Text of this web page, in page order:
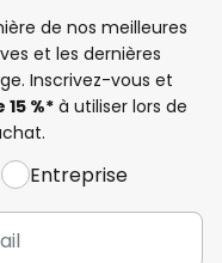
de nos meilleures
et les dernières
Inscrivez-vous et
%*à utiliser lors de
Entreprise